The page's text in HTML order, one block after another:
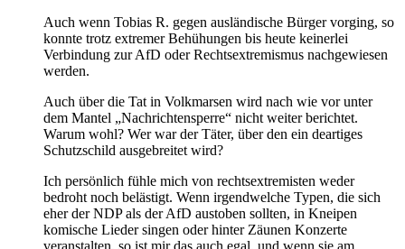
Auch wenn Tobias R. gegen ausländische Bürger vorging, so
konnte trotz extremer Behühungen bis heute keinerlei
Verbindung zur AfD oder Rechtsextremismus nachgewiesen
werden.
Auch über die Tat in Volkmarsen wird nach wie vor unter
dem Mantel „Nachrichtensperre“ nicht weiter berichtet.
Warum wohl? Wer war der Täter, über den ein deartiges
Schutzschild ausgebreitet wird?
Ich persönlich fühle mich von rechtsextremisten weder
bedroht noch belästigt. Wenn irgendwelche Typen, die sich
eher der NDP als der AfD austoben sollten, in Kneipen
komische Lieder singen oder hinter Zäunen Konzerte
veranstalten, so ist mir das auch egal. und wenn sie am